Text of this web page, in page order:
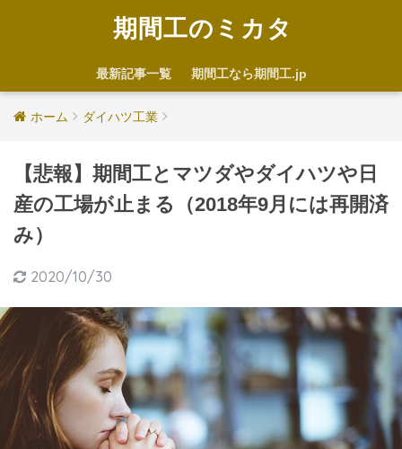
期間工のミカタ
最新記事一覧 期間工なら期間工.jp
ホーム ダイハツ工業
【悲報】期間工とマツダやダイハツや日
産の工場が止まる（2018年9月には再開済
み）
2020/10/30